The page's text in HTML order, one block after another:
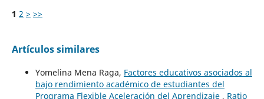
1 2 > >>
Artículos similares
Yomelina Mena Raga, Factores educativos asociados al
bajo rendimiento académico de estudiantes del
Programa Flexible Aceleración del Aprendizaje , Ratio